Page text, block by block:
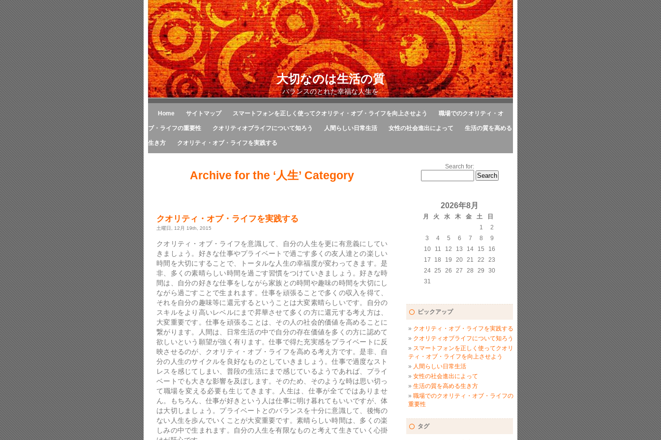
大切なのは生活の質
バランスのとれた幸福な人生を
Home サイトマップ スマートフォンを正しく使ってクオリティ・オブ・ライフを向上させよう 職場でのクオリティ・オ
ブ・ライフの重要性 クオリティオブライフについて知ろう 人間らしい日常生活 女性の社会進出によって 生活の質を高める
生き方 クオリティ・オブ・ライフを実践する
Archive for the ‘人生’ Category
クオリティ・オブ・ライフを実践する
土曜日, 12月 19th, 2015
クオリティ・オブ・ライフを意識して、自分の人生を更に有意義にしてい
きましょう。好きな仕事やプライベートで過ごす多くの友人達との楽しい
時間を大切にすることで、トータルな人生の幸福度が変わってきます。是
非、多くの素晴らしい時間を過ごす習慣をつけていきましょう。好きな時
間は、自分の好きな仕事をしながら家族との時間や趣味の時間を大切にし
ながら過ごすことで生まれます。仕事を頑張ることで多くの収入を得て、
それを自分の趣味等に還元するということは大変素晴らしいです。自分の
スキルをより高いレベルにまで昇華させて多くの方に還元する考え方は、
大変重要です。仕事を頑張ることは、その人の社会的価値を高めることに
繋がります。人間は、日常生活の中で自分の存在価値を多くの方に認めて
欲しいという願望が強く有ります。仕事で得た充実感をプライベートに反
映させるのが、クオリティ・オブ・ライフを高める考え方です。是非、自
分の人生のサイクルを良好なものとしていきましょう。仕事で過度なスト
レスを感じてしまい、普段の生活にまで感じているようであれば、プライ
ベートでも大きな影響を及ぼします。そのため、そのような時は思い切っ
て職場を変える必要も生じてきます。人生は、仕事が全てではありませ
ん。もちろん、仕事が好きという人は仕事に明け暮れてもいいですが、体
は大切しましょう。プライベートとのバランスを十分に意識して、後悔の
ない人生を歩んでいくことが大変重要です。素晴らしい時間は、多くの楽
しみの中で生まれます。自分の人生を有限なものと考えて生きていく心掛
Search for:
2026年8月
月 火 水 木 金 土
日
1
2
3
4 5 6 7 8
9
10
11 12 13 14 15
16
17
18 19 20 21 22
23
24 25 26 27 28 29
30
31
ピックアップ
クオリティ・オブ・ライフを実践する
クオリティオブライフについて知ろう
スマートフォンを正しく使ってクオリ
ティ・オブ・ライフを向上させよう
人間らしい日常生活
女性の社会進出によって
生活の質を高める生き方
職場でのクオリティ・オブ・ライフの
重要性
タグ